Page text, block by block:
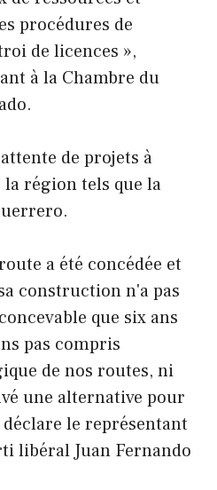
procédures de
de licences »,
à la Chambre du
de projets à
région tels que la
a été concédée et
construction n'a pas
que six ans
pas compris
de nos routes, ni
une alternative pour
le représentant
libéral Juan Fernando